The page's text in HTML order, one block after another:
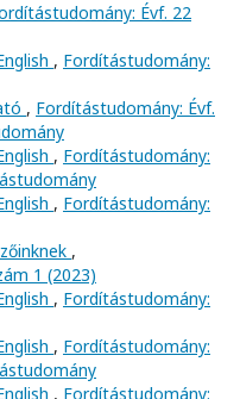
Évf. 22
, Fordítástudomány:
, Fordítástudomány: Évf.
, Fordítástudomány:
, Fordítástudomány:
,
1 (2023)
, Fordítástudomány:
, Fordítástudomány:
, Fordítástudomány: